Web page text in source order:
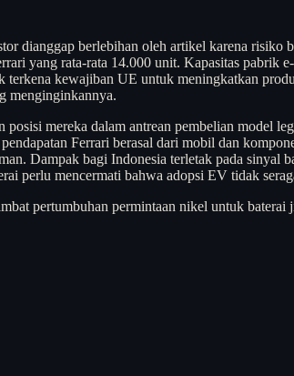
dianggap berlebihan oleh artikel karena risiko
yang rata-rata 14.000 unit. Kapasitas pabrik
terkena kewajiban UE untuk meningkatkan
menginginkannya.
mereka dalam antrean pembelian model
pendapatan Ferrari berasal dari mobil dan
Dampak bagi Indonesia terletak pada sinyal
perlu mencermati bahwa adopsi EV tidak
pertumbuhan permintaan nikel untuk baterai